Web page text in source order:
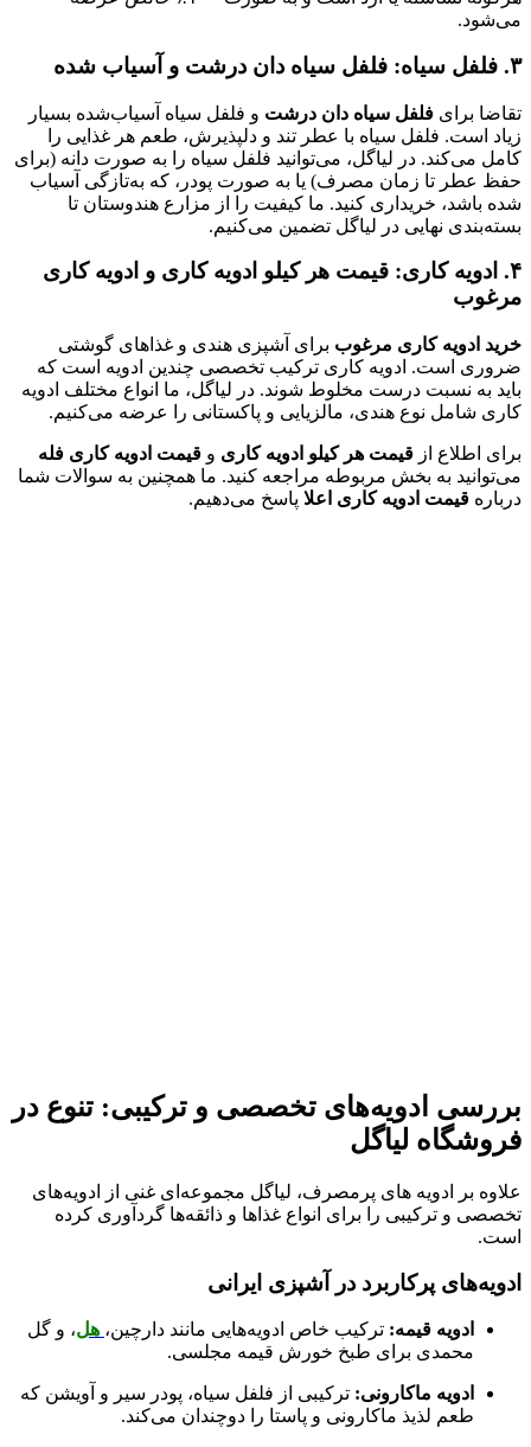
می‌شود.
۳. فلفل سیاه: فلفل سیاه دان درشت و آسیاب شده
تقاضا برای فلفل سیاه دان درشت و فلفل سیاه آسیاب‌شده بسیار
زیاد است. فلفل سیاه با عطر تند و دلپذیرش، طعم هر غذایی را
کامل می‌کند. در لیاگل، می‌توانید فلفل سیاه را به صورت دانه (برای
حفظ عطر تا زمان مصرف) یا به صورت پودر، که به‌تازگی آسیاب
شده باشد، خریداری کنید. ما کیفیت را از مزارع هندوستان تا
بسته‌بندی نهایی در لیاگل تضمین می‌کنیم.
۴. ادویه کاری: قیمت هر کیلو ادویه کاری و ادویه کاری
مرغوب
خرید ادویه کاری مرغوب برای آشپزی هندی و غذاهای گوشتی
ضروری است. ادویه کاری ترکیب تخصصی چندین ادویه است که
باید به نسبت درست مخلوط شوند. در لیاگل، ما انواع مختلف ادویه
کاری شامل نوع هندی، مالزیایی و پاکستانی را عرضه می‌کنیم.
برای اطلاع از قیمت هر کیلو ادویه کاری و قیمت ادویه کاری فله
می‌توانید به بخش مربوطه مراجعه کنید. ما همچنین به سوالات شما
درباره قیمت ادویه کاری اعلا پاسخ می‌دهیم.
بررسی ادویه‌های تخصصی و ترکیبی: تنوع در
فروشگاه لیاگل
علاوه بر ادویه‌ های پرمصرف، لیاگل مجموعه‌ای غنی از ادویه‌های
تخصصی و ترکیبی را برای انواع غذاها و ذائقه‌ها گردآوری کرده
است.
ادویه‌های پرکاربرد در آشپزی ایرانی
ادویه قیمه: ترکیب خاص ادویه‌هایی مانند دارچین، هل، و گل
محمدی برای طبخ خورش قیمه مجلسی.
ادویه ماکارونی: ترکیبی از فلفل سیاه، پودر سیر و آویشن که
طعم لذیذ ماکارونی و پاستا را دوچندان می‌کند.